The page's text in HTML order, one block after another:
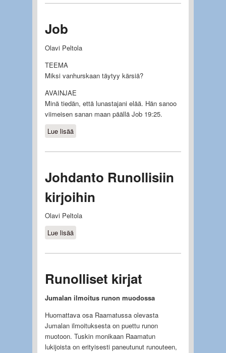
Job
Olavi Peltola
TEEMA
Miksi vanhurskaan täytyy kärsiä?
AVAINJAE
Minä tiedän, että lunastajani elää. Hän sanoo
viimeisen sanan maan päällä Job 19:25.
Lue lisääabout Job
Johdanto Runollisiin
kirjoihin
Olavi Peltola
Lue lisääabout Johdanto Runollisiin kirjoihin
Runolliset kirjat
Jumalan ilmoitus runon muodossa
Huomattava osa Raamatussa olevasta
Jumalan ilmoituksesta on puettu runon
muotoon. Tuskin monikaan Raamatun
lukijoista on erityisesti paneutunut runouteen,